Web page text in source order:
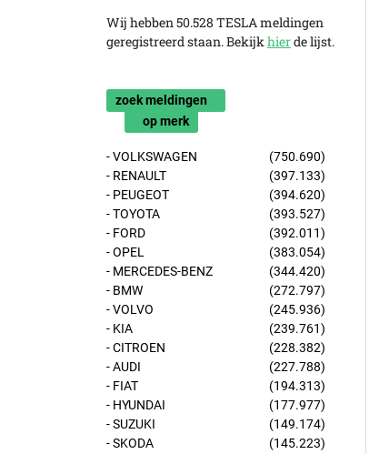
Wij hebben 50.528 TESLA meldingen
geregistreerd staan. Bekijkhierde lijst.
zoek meldingen
op merk
- VOLKSWAGEN
(750.690)
- RENAULT
(397.133)
- PEUGEOT
(394.620)
- TOYOTA
(393.527)
- FORD
(392.011)
- OPEL
(383.054)
- MERCEDES-BENZ
(344.420)
- BMW
(272.797)
- VOLVO
(245.936)
- KIA
(239.761)
- CITROEN
(228.382)
- AUDI
(227.788)
- FIAT
(194.313)
- HYUNDAI
(177.977)
- SUZUKI
(149.174)
- SKODA
(145.223)